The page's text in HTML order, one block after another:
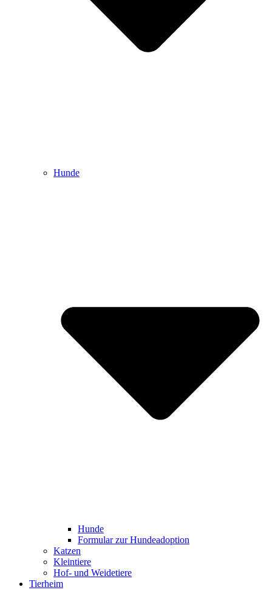
Hunde
Hunde
Formular zur Hundeadoption
Katzen
Kleintiere
Hof- und Weidetiere
Tierheim